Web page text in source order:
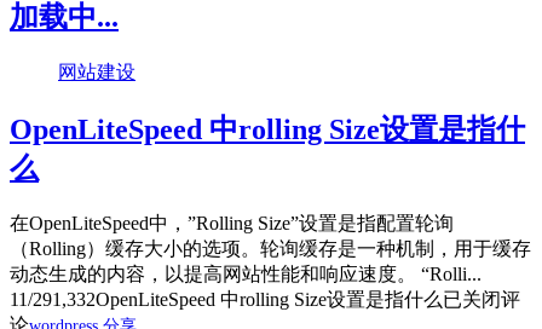
加载中...
网站建设
OpenLiteSpeed 中rolling Size设置是指什
么
在OpenLiteSpeed中，”Rolling Size”设置是指配置轮询
（Rolling）缓存大小的选项。轮询缓存是一种机制，用于缓存
动态生成的内容，以提高网站性能和响应速度。 “Rolli...
11/291,332OpenLiteSpeed 中rolling Size设置是指什么已关闭评